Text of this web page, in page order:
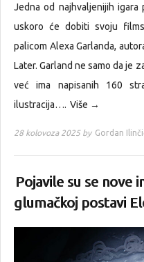
Jedna od najhvaljenijih igara
uskoro će dobiti svoju
palicom Alexa Garlanda,
Later. Garland ne samo da je
već ima napisanih 160
ilustracija…. Više →
28 kolovoza 2025 by Gordan
Pojavile su se nove
glumačkoj postavi